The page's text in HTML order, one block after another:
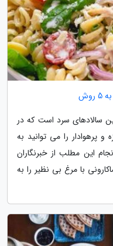
سالادهای سرد است که در
پرهوادار را می توانید به
این مطلب از خبرنگاران
با مرغ بی نظیر را به